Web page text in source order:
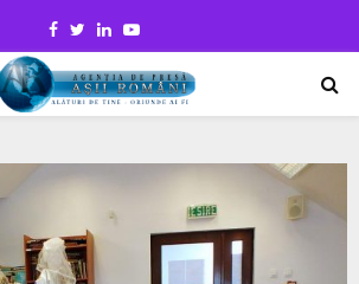
Facebook
TwitterLinkedinYoutube